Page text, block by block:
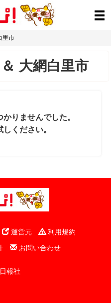
里市
大網白里市
りませんでした。
ください。
運営元
利用規約
お問い合わせ
報社